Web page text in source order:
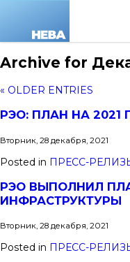
Archive for
« OLDER ENTRIES
РЭО: ПЛАН НА
Вторник, 28 декабря, 2021
Posted in ПРЕСС-
РЭО ВЫПОЛНИЛ
ИНФРАСТРУКТУРЫ
Вторник, 28 декабря, 2021
Posted in ПРЕСС-